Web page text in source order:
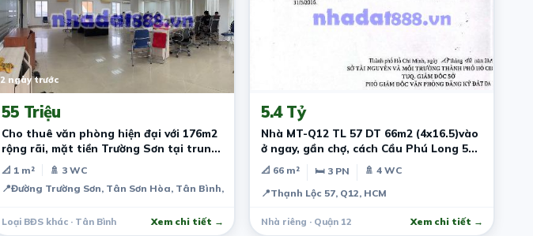
2 ngày trước
55 Triệu
Cho thuê văn phòng hiện đại với 176m2
rộng rãi, mặt tiền Trường Sơn tại trung
tâm Tân Bình
📐 1 m²
🚿 3 WC
📍Đường Trường Sơn, Tân Sơn Hòa, Tân Bình, TPHCM
Loại BĐS khác · Tân Bình Xem chi tiết →
5.4 Tỷ
Nhà MT-Q12 TL 57 DT 66m2 (4x16.5)vào
ở ngay, gần chợ, cách Cầu Phú Long 5
phút
📐 66 m² 🛏 3 PN
🚿 4 WC
📍Thạnh Lộc 57, Q12, HCM
Nhà riêng · Quận 12 Xem chi tiết →